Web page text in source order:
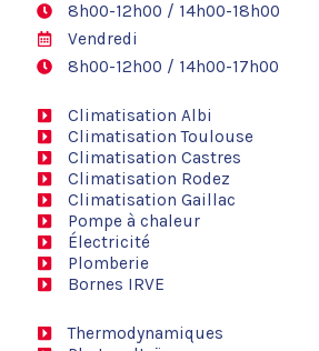
8h00-12h00 / 14h00-18h00
Vendredi
8h00-12h00 / 14h00-17h00
Climatisation Albi
Climatisation Toulouse
Climatisation Castres
Climatisation Rodez
Climatisation Gaillac
Pompe à chaleur
Électricité
Plomberie
Bornes IRVE
Thermodynamiques